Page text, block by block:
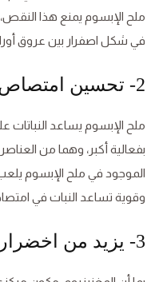
ملح الإبسوم يمنع هذا
في شكل اصفرار بين عروق أوراق
2- تحسين امتصاص النبات للمغذيات
ملح الإبسوم يساعد
بفعالية أكبر، وهما من
الموجود في ملح الإبسوم
وقوية تساعد النبات في
3- يزيد من اخضرار النبات: